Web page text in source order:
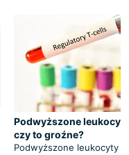
Podwyższone
czy to groźne?
Podwyższone leukocyty